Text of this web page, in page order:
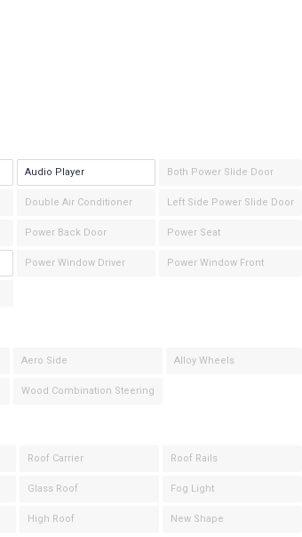
Audio Player Both Power Slide Door
Double Air Conditioner Left Side Power Slide Door
Power Back Door Power Seat
Power Window Driver Power Window Front
Aero Side Alloy Wheels
Wood Combination Steering
Roof Carrier Roof Rails
Glass Roof Fog Light
High Roof New Shape